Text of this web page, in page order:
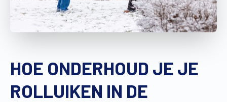
HOE ONDERHOUD JE JE
ROLLUIKEN IN DE